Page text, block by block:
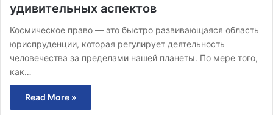
удивительных аспектов
Космическое право — это быстро развивающаяся область
юриспруденции, которая регулирует деятельность
человечества за пределами нашей планеты. По мере того,
как…
Read More »